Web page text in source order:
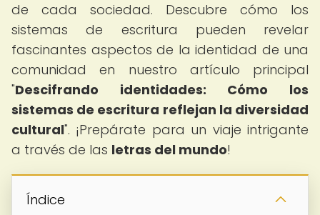
de cada sociedad. Descubre cómo los
sistemas de escritura pueden revelar
fascinantes aspectos de la identidad de una
comunidad en nuestro artículo principal
"Descifrando identidades: Cómo los
sistemas de escritura reflejan la diversidad
cultural". ¡Prepárate para un viaje intrigante
a través de las letras del mundo!
Índice